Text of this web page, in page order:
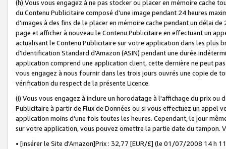
(h) Vous vous engagez à ne pas stocker ou placer en mémoire cache
du Contenu Publicitaire composé d'une image pendant 24 heures
d'images à des fins de le placer en mémoire cache pendant un délai
page et afficher à nouveau le Contenu Publicitaire en effectuant un
actualisant le Contenu Publicitaire sur votre application dans les plus
d'Identification Standard d'Amazon (ASIN) pendant une durée
application comprend une application client, cette dernière ne peut
vous engagez à nous fournir dans les trois jours ouvrés une copie de
vérification du respect de la présente Licence.
(i) Vous vous engagez à inclure un horodatage à l'affichage du prix
Publicitaire à partir de Flux de Données ou si vous effectuez un appel
application moins d'une fois toutes les heures. Cependant, le jour
sur votre application, vous pouvez omettre la partie date du tampon.
• [insérer le Site d'Amazon]Prix : 32,77 [EUR/£] (le 01/07/2008 14 h